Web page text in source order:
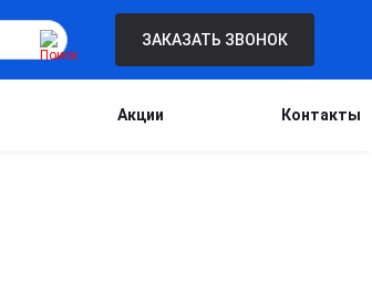
ЗАКАЗАТЬ ЗВОНОК
Акции Контакты